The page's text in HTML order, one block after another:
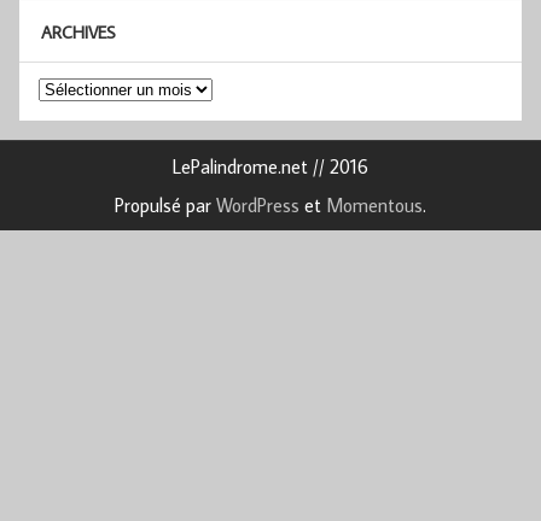
ARCHIVES
Archives
LePalindrome.net // 2016
Propulsé par WordPress et Momentous.